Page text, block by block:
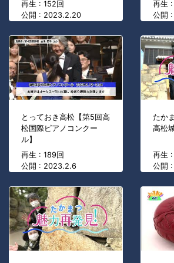
再生 : 152回
公開 : 2023.2.20
再生 :
公開
とっておき高松【第5回高
松国際ピアノコンクー
ル】
再生 : 189回
公開 : 2023.2.6
たか
高松
再生 :
公開